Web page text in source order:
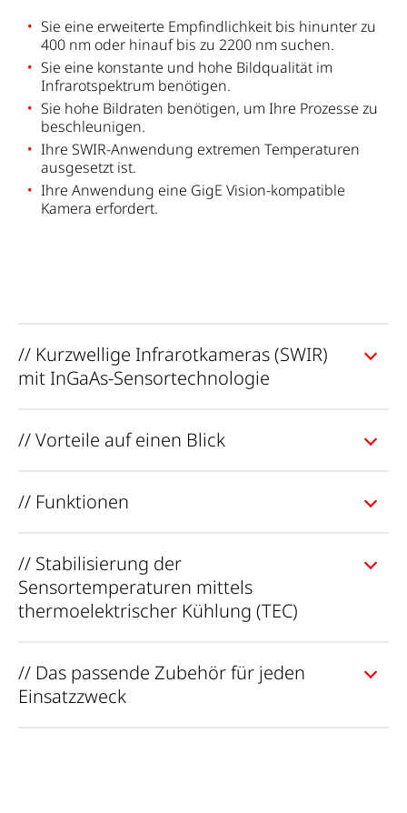
Sie eine erweiterte Empfindlichkeit bis hinunter zu
400 nm oder hinauf bis zu 2200 nm suchen.
Sie eine konstante und hohe Bildqualität im
Infrarotspektrum benötigen.
Sie hohe Bildraten benötigen, um Ihre Prozesse zu
beschleunigen.
Ihre SWIR-Anwendung extremen Temperaturen
ausgesetzt ist.
Ihre Anwendung eine GigE Vision-kompatible
Kamera erfordert.
// Kurzwellige Infrarotkameras (SWIR)
mit InGaAs-Sensortechnologie
// Vorteile auf einen Blick
// Funktionen
// Stabilisierung der
Sensortemperaturen mittels
thermoelektrischer Kühlung (TEC)
// Das passende Zubehör für jeden
Einsatzzweck